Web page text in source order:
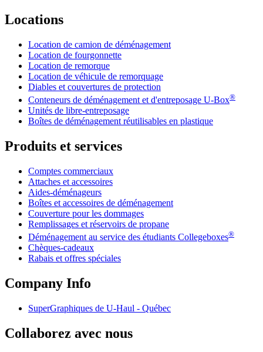
Locations
Location de camion de déménagement
Location de fourgonnette
Location de remorque
Location de véhicule de remorquage
Diables et couvertures de protection
Conteneurs de déménagement et d'entreposage U-Box®
Unités de libre-entreposage
Boîtes de déménagement réutilisables en plastique
Produits et services
Comptes commerciaux
Attaches et accessoires
Aides-déménageurs
Boîtes et accessoires de déménagement
Couverture pour les dommages
Remplissages et réservoirs de propane
Déménagement au service des étudiants Collegeboxes®
Chèques-cadeaux
Rabais et offres spéciales
Company Info
SuperGraphiques de U-Haul - Québec
Collaborez avec nous